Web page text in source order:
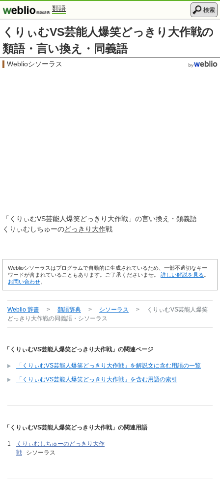
類語 検索
くりぃむVS芸能人爆笑どっきり大作戦の
類語・言い換え・同義語
Weblioシソーラス
「 くりぃむVS芸能人爆笑どっきり大作戦 」の言い換え・類義語
くりぃむしちゅーのどっきり 大作戦
Weblioシソーラスはプログラムで自動的に生成されているため、一部不適切なキー
ワードが含まれていることもあります。ご了承くださいませ。 詳しい解説を見る
お問い合わせ
Weblio 辞書 > 類語辞典 > シソーラス >
くりぃむVS芸能人爆笑
どっきり大作戦の同義語・シソーラス
「くりぃむVS芸能人爆笑どっきり大作戦」の関連ページ
「くりぃむVS芸能人爆笑どっきり大作戦」を解説文に含む用語の一覧
「くりぃむVS芸能人爆笑どっきり大作戦」を含む用語の索引
「くりぃむVS芸能人爆笑どっきり大作戦」の関連用語
くりぃむしちゅーのどっきり大作
戦
シソーラス